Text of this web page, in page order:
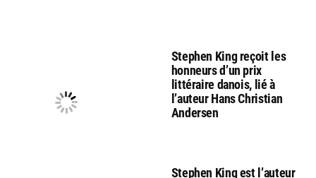
Stephen King reçoit les
honneurs d’un prix
littéraire danois, lié à
l’auteur Hans Christian
Andersen
Stephen King est l’auteur